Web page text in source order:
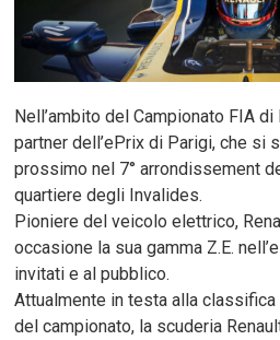
Nell’ambito del Campionato FIA di
partner dell’ePrix di Parigi, che si
prossimo nel 7° arrondissement
quartiere degli Invalides.
Pioniere del veicolo elettrico,
occasione la sua gamma Z.E.
invitati e al pubblico.
Attualmente in testa alla
del campionato, la scuderia